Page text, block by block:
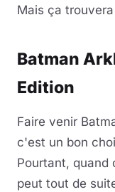
Mais ça
Batman
Edition
Faire venir
c'est un bon
Pourtant, quand
peut tout de